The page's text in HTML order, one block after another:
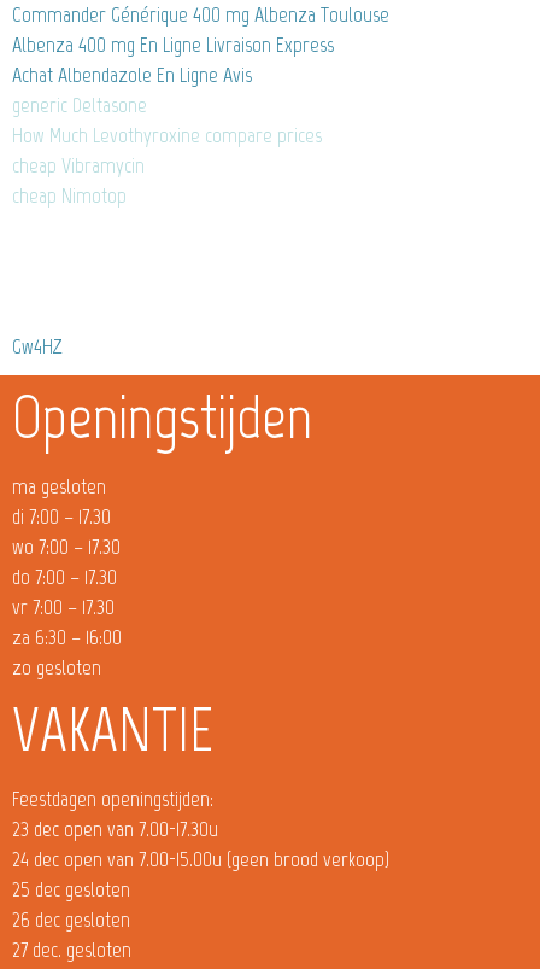
Commander Générique 400 mg Albenza Toulouse
Albenza 400 mg En Ligne Livraison Express
Achat Albendazole En Ligne Avis
generic Deltasone
How Much Levothyroxine compare prices
cheap Vibramycin
cheap Nimotop
Gw4HZ
Openingstijden
ma gesloten
di 7:00 – 17.30
wo 7:00 – 17.30
do 7:00 – 17.30
vr 7:00 – 17.30
za 6:30 – 16:00
zo gesloten
VAKANTIE
Feestdagen openingstijden:
23 dec open van 7.00-17.30u
24 dec open van 7.00-15.00u (geen brood verkoop)
25 dec gesloten
26 dec gesloten
27 dec. gesloten